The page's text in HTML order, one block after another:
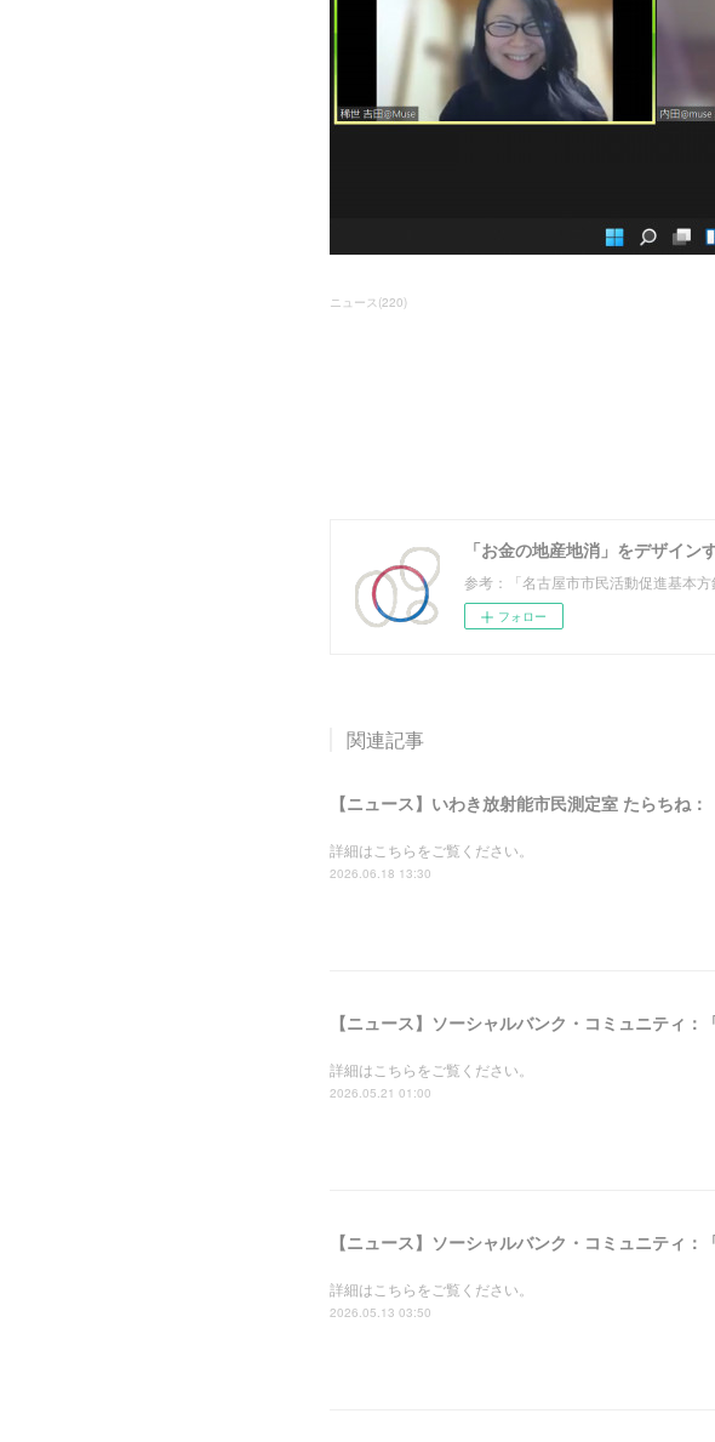
ニュース(220)
「お金の地産地消」をデザイン
参考：「名古屋市市民活動促進基本
フォロー
関連記事
詳細はこちらをご覧ください。
2026.06.18 13:30
詳細はこちらをご覧ください。
2026.05.21 01:00
詳細はこちらをご覧ください。
2026.05.13 03:50